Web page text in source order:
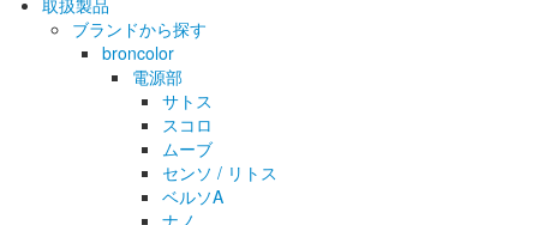
取扱製品
ブランドから探す
broncolor
電源部
サトス
スコロ
ムーブ
センソ / リトス
ベルソA